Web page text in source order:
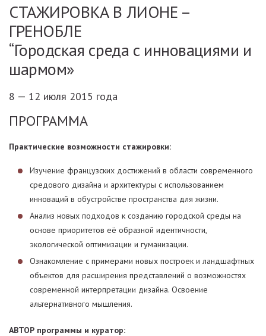
СТАЖИРОВКА В ЛИОНЕ –
ГРЕНОБЛЕ
“Городская среда с инновациями и
шармом»
8 — 12 июля 2015 года
ПРОГРАММА
Практические возможности стажировки:
Изучение французских достижений в области современного
средового дизайна и архитектуры с использованием
инноваций в обустройстве пространства для жизни.
Анализ новых подходов к созданию городской среды на
основе приоритетов её образной идентичности,
экологической оптимизации и гуманизации.
Ознакомление с примерами новых построек и ландшафтных
объектов для расширения представлений о возможностях
современной интерпретации дизайна. Освоение
альтернативного мышления.
АВТОР программы и куратор: